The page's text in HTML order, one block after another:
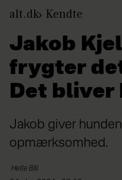
alt.dk Kendte
Jakob
frygter
Det bliver
Jakob giver
opmærksomhed.
Helle Bill